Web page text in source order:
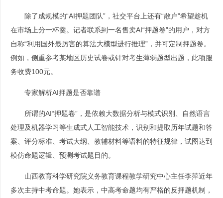
除了成规模的“AI押题团队”，社交平台上还有“散户”希望趁机
在市场上分一杯羹。记者联系到一名售卖AI“押题卷”的用户，对方
自称“利用国外最厉害的算法大模型进行推理”，并可定制押题卷。
例如，侧重参考某地区历史试卷或针对考生薄弱题型出题，此项服
务收费100元。
专家解析AI押题是否靠谱
所谓的AI“押题卷”，是依赖大数据分析与模式识别、自然语言
处理及机器学习等生成式人工智能技术，识别和提取历年试题和答
案、评分标准、考试大纲、教辅材料等语料的特征规律，试图达到
模仿命题逻辑、预测考试题目的。
山西教育科学研究院义务教育课程教学研究中心主任李萍近年
多次主持中考命题。她表示，中高考命题均有严格的反押题机制，